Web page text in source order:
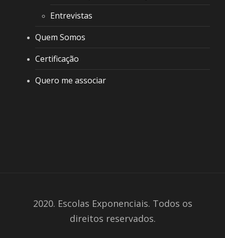
Entrevistas
Quem Somos
Certificação
Quero me associar
2020. Escolas Exponenciais. Todos os
direitos reservados.